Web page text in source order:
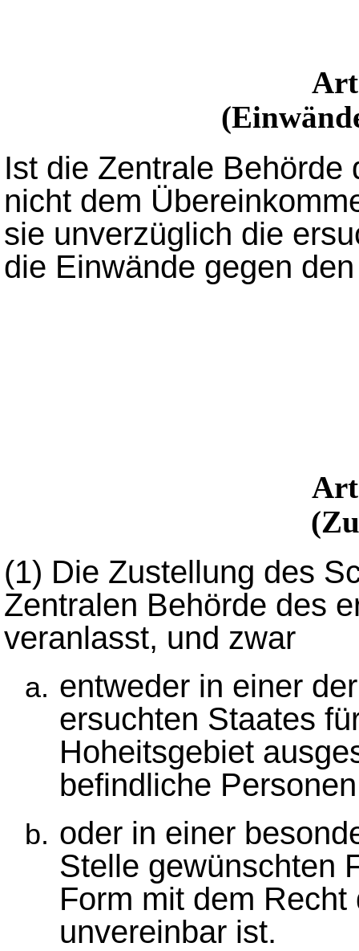
Ist die Zentrale Behörde
nicht dem
sie unverzüglich die
die Einwände gegen
(1) Die Zustellung des
Zentralen Behörde des
veranlasst, und zwar
entweder in einer
ersuchten Staates
Hoheitsgebiet
befindliche
oder in einer
Stelle gewünschten
Form mit dem
unvereinbar ist.